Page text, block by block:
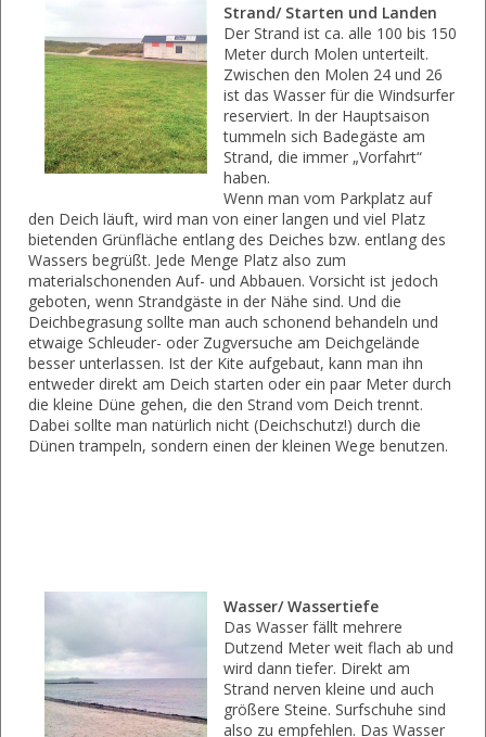
Strand/ Starten und Landen
Der Strand ist ca. alle 100 bis 150
Meter durch Molen unterteilt.
Zwischen den Molen 24 und 26
ist das Wasser für die Windsurfer
reserviert. In der Hauptsaison
tummeln sich Badegäste am
Strand, die immer „Vorfahrt“
haben.
Wenn man vom Parkplatz auf
den Deich läuft, wird man von einer langen und viel Platz
bietenden Grünfläche entlang des Deiches bzw. entlang des
Wassers begrüßt. Jede Menge Platz also zum
materialschonenden Auf- und Abbauen. Vorsicht ist jedoch
geboten, wenn Strandgäste in der Nähe sind. Und die
Deichbegrasung sollte man auch schonend behandeln und
etwaige Schleuder- oder Zugversuche am Deichgelände
besser unterlassen. Ist der Kite aufgebaut, kann man ihn
entweder direkt am Deich starten oder ein paar Meter durch
die kleine Düne gehen, die den Strand vom Deich trennt.
Dabei sollte man natürlich nicht (Deichschutz!) durch die
Dünen trampeln, sondern einen der kleinen Wege benutzen.
Wasser/ Wassertiefe
Das Wasser fällt mehrere
Dutzend Meter weit flach ab und
wird dann tiefer. Direkt am
Strand nerven kleine und auch
größere Steine. Surfschuhe sind
also zu empfehlen. Das Wasser